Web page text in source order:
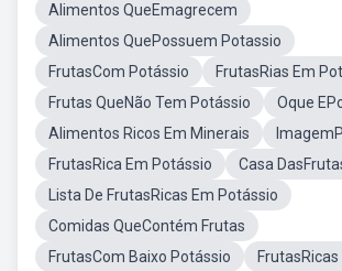
Alimentos QueEmagrecem
Alimentos QuePossuem Potassio
FrutasCom Potássio
FrutasRias Em
Frutas QueNão Tem Potássio
Oque
Alimentos Ricos Em Minerais
FrutasRica Em Potássio
Casa
Lista De FrutasRicas Em Potássio
Comidas QueContém Frutas
FrutasCom Baixo Potássio